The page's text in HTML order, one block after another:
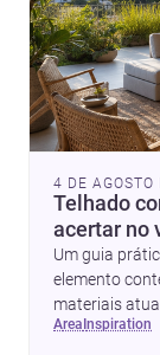
4 DE AGOSTO
Telhado
acertar no
Um guia
elemento
materiais
conforto da
area inspiration